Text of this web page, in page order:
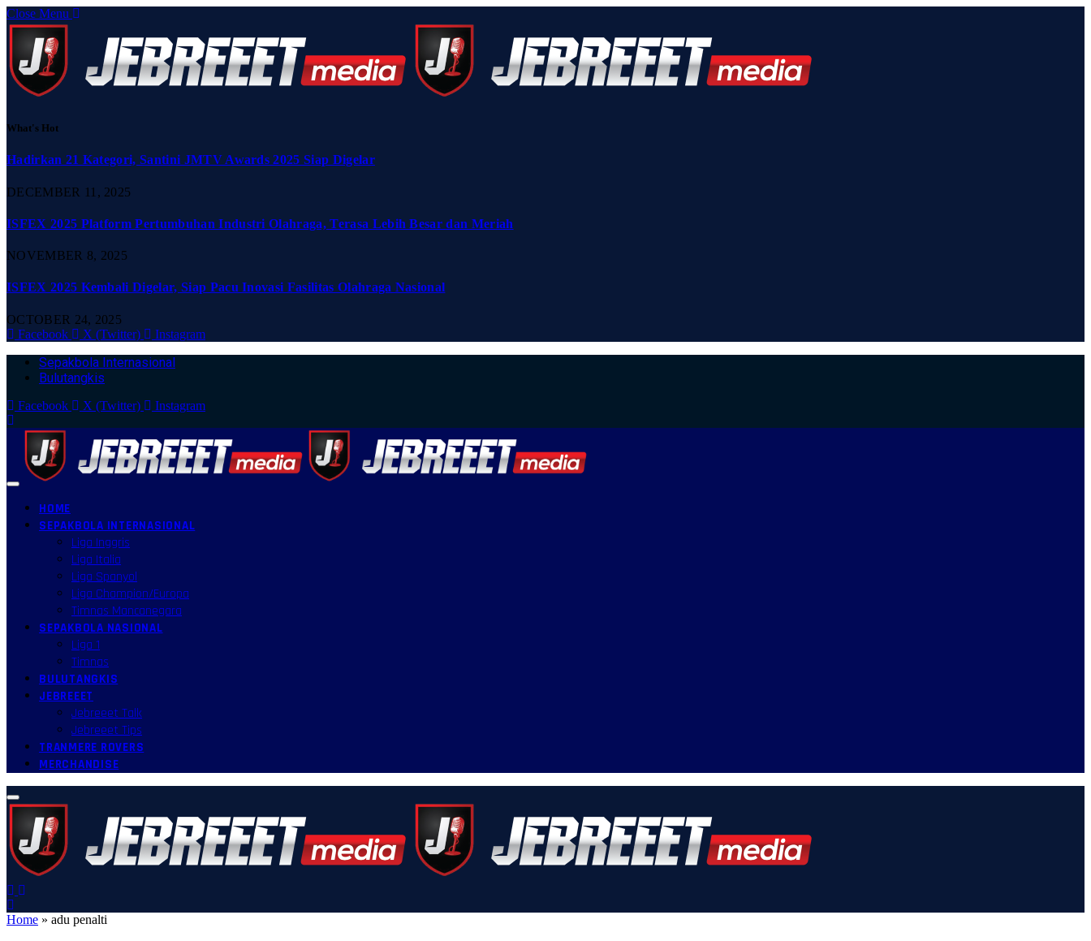
Close Menu
What's Hot
Hadirkan 21 Kategori, Santini JMTV Awards 2025 Siap Digelar
DECEMBER 11, 2025
ISFEX 2025 Platform Pertumbuhan Industri Olahraga, Terasa Lebih Besar dan Meriah
NOVEMBER 8, 2025
ISFEX 2025 Kembali Digelar, Siap Pacu Inovasi Fasilitas Olahraga Nasional
OCTOBER 24, 2025
Facebook
X (Twitter) Instagram
Sepakbola Internasional
Bulutangkis
Facebook X (Twitter) Instagram
HOME
SEPAKBOLA INTERNASIONAL
Liga Inggris
Liga Italia
Liga Spanyol
Liga Champion/Europa
Timnas Mancanegara
SEPAKBOLA NASIONAL
Liga 1
Timnas
BULUTANGKIS
JEBREEET
Jebreeet Talk
Jebreeet Tips
TRANMERE ROVERS
MERCHANDISE
Home » adu penalti